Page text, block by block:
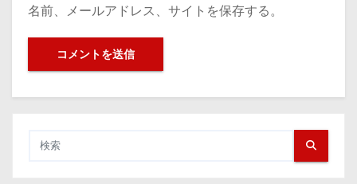
名前、メールアドレス、サイトを保存する。